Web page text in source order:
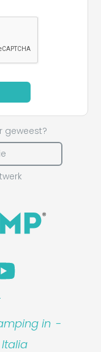
geweest?
in -